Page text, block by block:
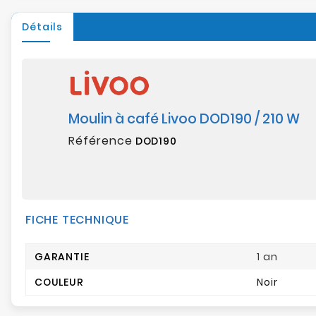
Détails
Moulin à café Livoo DOD190 / 210 W
Référence DOD190
FICHE TECHNIQUE
GARANTIE
1 an
COULEUR
Noir